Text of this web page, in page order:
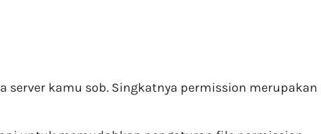
server kamu sob. Singkatnya permission merupakan